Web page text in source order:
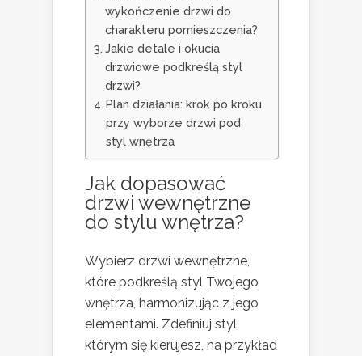
wykończenie drzwi do
charakteru pomieszczenia?
Jakie detale i okucia
drzwiowe podkreślą styl
drzwi?
Plan działania: krok po kroku
przy wyborze drzwi pod
styl wnętrza
Jak dopasować
drzwi wewnętrzne
do stylu wnętrza?
Wybierz drzwi wewnętrzne,
które podkreślą styl Twojego
wnętrza, harmonizując z jego
elementami. Zdefiniuj styl,
którym się kierujesz, na przykład